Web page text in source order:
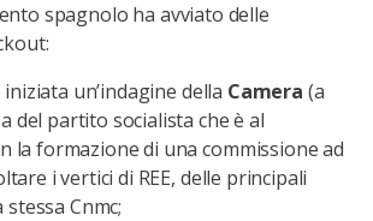
spagnolo ha avviato delle
un’indagine della Camera (a
del partito socialista che è al
la formazione di una commissione ad
i vertici di REE, delle principali
Cnmc;